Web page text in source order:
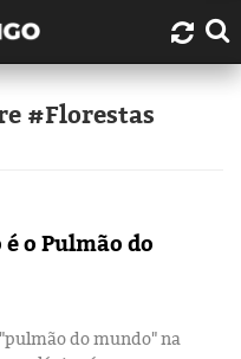
Duarte?
#Florestas
o Pulmão do
do mundo" na